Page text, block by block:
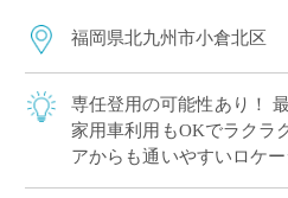
福岡県北九州市小倉北区
専任登用の可能性あり！
家用車利用もOKでラクラ
アからも通いやすいロケ
務ですが授業無しのため